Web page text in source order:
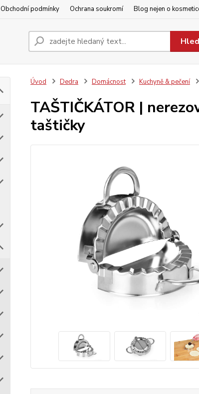
Obchodní podmínky Ochrana soukromí Blog nejen o
Úvod Dedra Domácnost Kuchyně & pečení
TAŠTIČKÁTOR |
taštičky